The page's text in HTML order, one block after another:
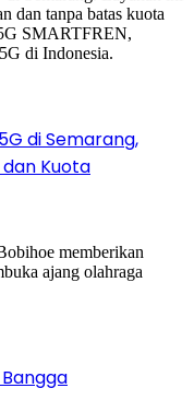
di Semarang,
Kuota